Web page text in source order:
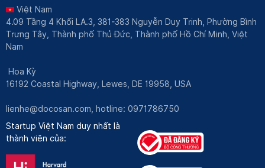
Việt Nam
4.09 Tầng 4 Khối LA.3, 381-383 Nguyễn Duy Trinh, Phường Bình
Trưng Tây, Thành phố Thủ Đức, Thành phố Hồ Chí Minh, Việt
Nam
Hoa Kỳ
16192 Coastal Highway, Lewes, DE 19958, USA
lienhe@docosan.com, hotline: 0971786750
Startup Việt Nam duy nhất là
thành viên của: